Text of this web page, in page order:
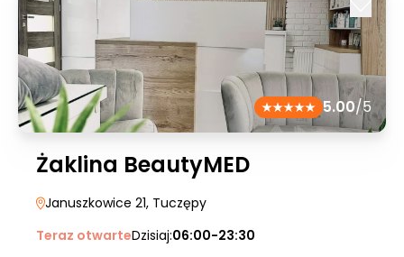
5.00/5
Żaklina BeautyMED
Januszkowice 21, Tuczępy
Teraz otwarteDzisiaj:06:00-23:30